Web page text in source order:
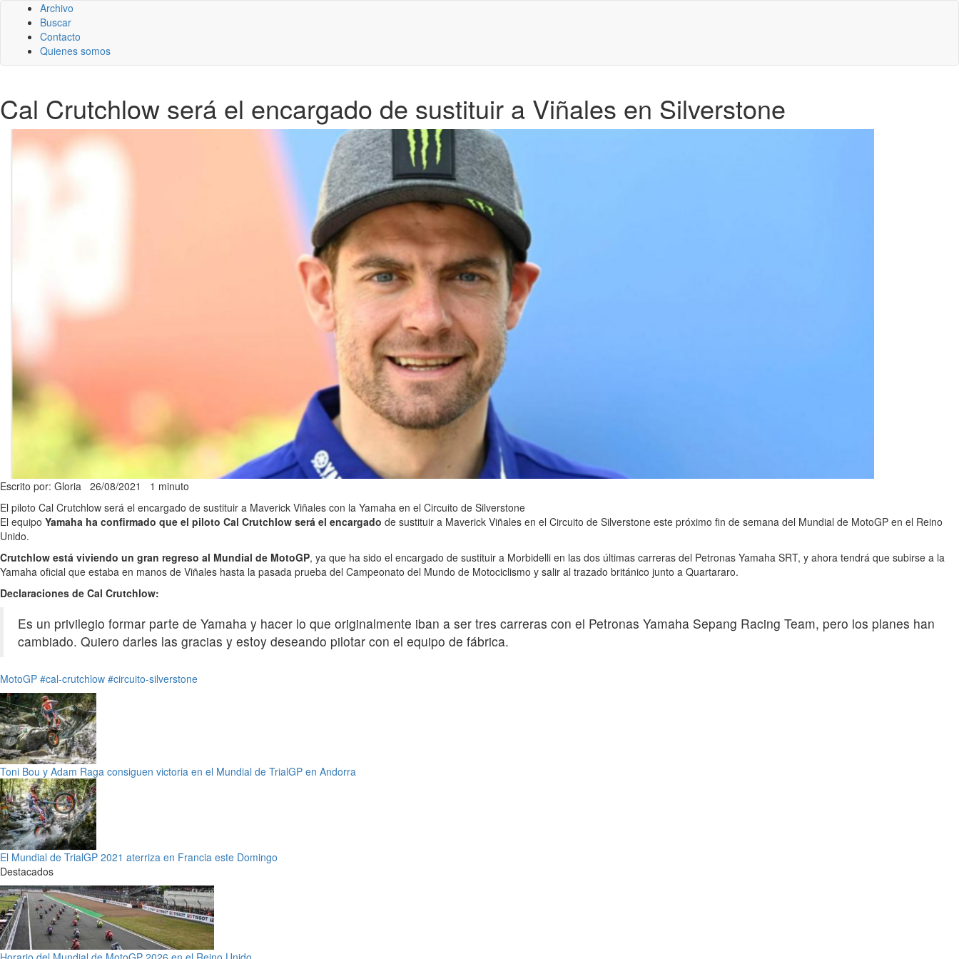
Archivo
Buscar
Contacto
Quienes somos
Cal Crutchlow será el encargado de sustituir a Viñales en Silverstone
Escrito por: Gloria 26/08/2021 1 minuto
El piloto Cal Crutchlow será el encargado de sustituir a Maverick Viñales con la Yamaha en el Circuito de Silverstone
El equipo Yamaha ha confirmado que el piloto Cal Crutchlow será el encargado de sustituir a Maverick Viñales en el Circuito de Silverstone este próximo fin de semana del Mundial de MotoGP en el Reino
Unido.
Crutchlow está viviendo un gran regreso al Mundial de MotoGP, ya que ha sido el encargado de sustituir a Morbidelli en las dos últimas carreras del Petronas Yamaha SRT, y ahora tendrá que subirse a la
Yamaha oficial que estaba en manos de Viñales hasta la pasada prueba del Campeonato del Mundo de Motociclismo y salir al trazado británico junto a Quartararo.
Declaraciones de Cal Crutchlow:
Es un privilegio formar parte de Yamaha y hacer lo que originalmente iban a ser tres carreras con el Petronas Yamaha Sepang Racing Team, pero los planes han
cambiado. Quiero darles las gracias y estoy deseando pilotar con el equipo de fábrica.
MotoGP #cal-crutchlow #circuito-silverstone
Toni Bou y Adam Raga consiguen victoria en el Mundial de TrialGP en Andorra
El Mundial de TrialGP 2021 aterriza en Francia este Domingo
Destacados